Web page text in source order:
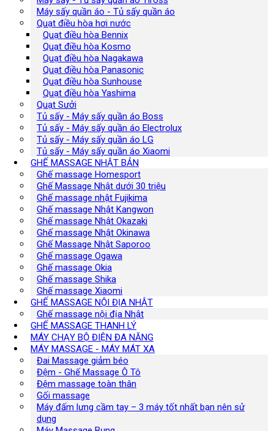
Máy sấy quần áo - Tủ sấy quần áo
Quạt điều hòa hơi nước
Quạt điều hòa Bennix
Quạt điều hòa Kosmo
Quạt điều hòa Nagakawa
Quạt điều hòa Panasonic
Quạt điều hòa Sunhouse
Quạt điều hòa Yashima
Quạt Sưởi
Tủ sấy - Máy sấy quần áo Boss
Tủ sấy - Máy sấy quần áo Electrolux
Tủ sấy - Máy sấy quần áo LG
Tủ sấy - Máy sấy quần áo Xiaomi
GHẾ MASSAGE NHẬT BẢN
Ghế massage Homesport
Ghế Massage Nhật dưới 30 triệu
Ghế massage nhật Fujikima
Ghế massage Nhật Kangwon
Ghế massage Nhật Okazaki
Ghế massage Nhật Okinawa
Ghế Massage Nhật Saporoo
Ghế massage Ogawa
Ghế massage Okia
Ghế massage Shika
Ghế massage Xiaomi
GHẾ MASSAGE NỘI ĐỊA NHẬT
Ghế massage nội địa Nhật
GHẾ MASSAGE THANH LÝ
MÁY CHẠY BỘ ĐIỆN ĐA NĂNG
MÁY MASSAGE - MÁY MÁT XA
Đai Massage giảm béo
Đệm - Ghế Massage Ô Tô
Đệm massage toàn thân
Gối massage
Máy đấm lưng cầm tay – 3 máy tốt nhất bạn nên sử
dụng